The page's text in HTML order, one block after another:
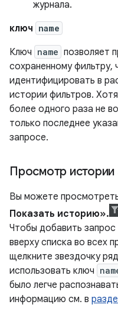
журнала.
ключ name
Ключ name позволяет
сохраненному фильтру,
идентифицировать в
истории фильтров.
более одного раза не
только последнее
запросе.
Просмотр истории
Вы можете
Показать историю».
Чтобы добавить запрос
вверху списка во всех
щелкните звездочку
использовать ключ
было легче
информацию см. в